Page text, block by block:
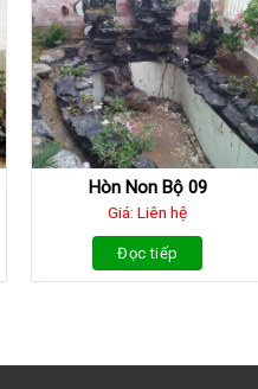
Hòn Non Bộ 09
Giá: Liên hệ
Đọc tiếp